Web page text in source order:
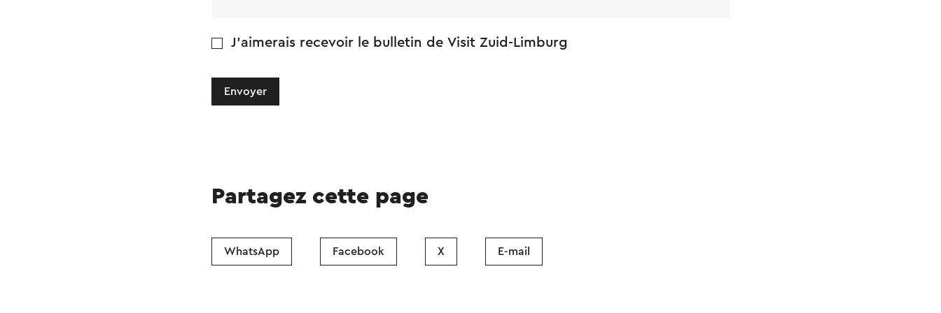
J'aimerais recevoir le bulletin de Visit Zuid-Limburg
Envoyer
Partagez cette page
WhatsApp Facebook X E-mail